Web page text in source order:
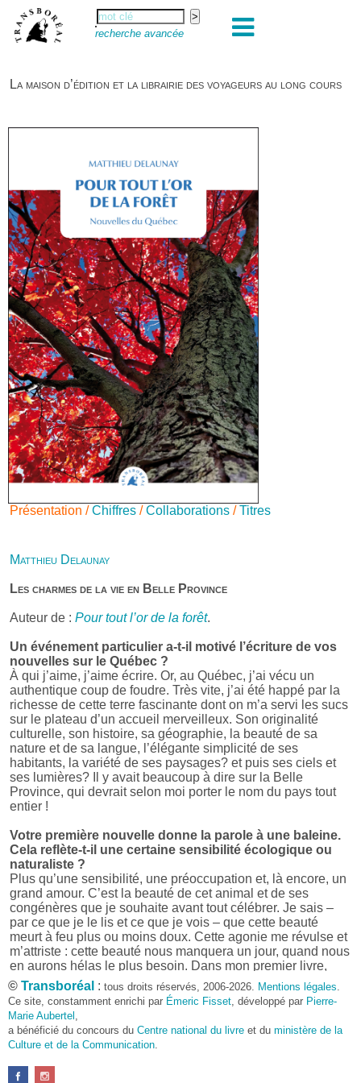
recherche avancée
La maison d’édition et la librairie des voyageurs au long cours
Présentation /Chiffres /Collaborations /Titres
Matthieu Delaunay
Les charmes de la vie en Belle Province
Auteur de : Pour tout l’or de la forêt.
Un événement particulier a-t-il motivé l’écriture de vos
nouvelles sur le Québec ?
À qui j’aime, j’aime écrire. Or, au Québec, j’ai vécu un
authentique coup de foudre. Très vite, j’ai été happé par la
richesse de cette terre fascinante dont on m’a servi les sucs
sur le plateau d’un accueil merveilleux. Son originalité
culturelle, son histoire, sa géographie, la beauté de sa
nature et de sa langue, l’élégante simplicité de ses
habitants, la variété de ses paysages? et puis ses ciels et
ses lumières? Il y avait beaucoup à dire sur la Belle
Province, qui devrait selon moi porter le nom du pays tout
entier !
Votre première nouvelle donne la parole à une baleine.
Cela reflète-t-il une certaine sensibilité écologique ou
naturaliste ?
Plus qu’une sensibilité, une préoccupation et, là encore, un
grand amour. C’est la beauté de cet animal et de ses
congénères que je souhaite avant tout célébrer. Je sais –
par ce que je le lis et ce que je vois – que cette beauté
meurt à feu plus ou moins doux. Cette agonie me révulse et
m’attriste : cette beauté nous manquera un jour, quand nous
en aurons hélas le plus besoin. Dans mon premier livre,
j’avais pris goût à me mettre dans la peau d’une bête. Outre
l’intérêt de l’exercice littéraire, il me semble que cela peut
être un bon moyen pour transmettre certains messages.
Pourquoi avoir choisi le format des nouvelles plutôt
qu’un autre ?
D’abord parce que j’aime (décidément!) en lire !
© Transboréal : tous droits réservés, 2006-2026. Mentions légales
Ce site, constamment enrichi par Émeric Fisset , développé par Pierre-
Marie Aubertel
a bénéficié du concours du Centre national du livre et du ministère de la
Culture et de la Communication